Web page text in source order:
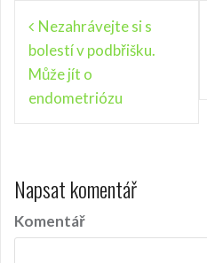
a
c
e
Nezahrávejte si s
bolestí v podbřišku.
Může jít o
endometriózu
Napsat komentář
Komentář